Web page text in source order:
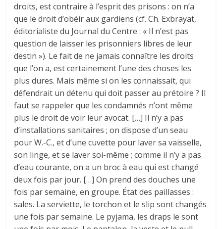
droits, est contraire à l’esprit des prisons : on n’a
que le droit d’obéir aux gardiens (cf. Ch. Exbrayat,
éditorialiste du Journal du Centre : « Il n’est pas
question de laisser les prisonniers libres de leur
destin »). Le fait de ne jamais connaître les droits
que l’on a, est certainement l’une des choses les
plus dures. Mais même si on les connaissait, qui
défendrait un détenu qui doit passer au prétoi­re ? Il
faut se rappeler que les condamnés n’ont même
plus le droit de voir leur avocat. […] Il n’y a pas
d’installations sanitaires ; on dispose d’un seau
pour W.-C., et d’une cuvette pour laver sa vaisselle,
son linge, et se laver soi-même ; comme il n’y a pas
d’eau courante, on a un broc à eau qui est changé
deux fois par jour. […] On prend des douches une
fois par semaine, en groupe. État des paillasses :
sales. La serviette, le torchon et le slip sont changés
une fois par semaine. Le pyjama, les draps le sont